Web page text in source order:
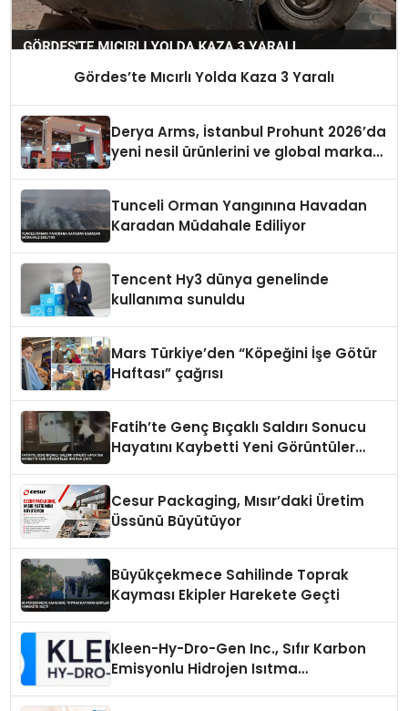
Gördes’te Mıcırlı Yolda Kaza 3 Yaralı
Derya Arms, İstanbul Prohunt 2026’da
yeni nesil ürünlerini ve global marka
Tunceli Orman Yangınına Havadan
Karadan Müdahale Ediliyor
Tencent Hy3 dünya genelinde
kullanıma sunuldu
Mars Türkiye’den “Köpeğini İşe Götür
Haftası” çağrısı
Fatih’te Genç Bıçaklı Saldırı Sonucu
Hayatını Kaybetti Yeni Görüntüler
Cesur Packaging, Mısır’daki Üretim
Üssünü Büyütüyor
Büyükçekmece Sahilinde Toprak
Kayması Ekipler Harekete Geçti
Kleen-Hy-Dro-Gen Inc., Sıfır Karbon
Emisyonlu Hidrojen Isıtma